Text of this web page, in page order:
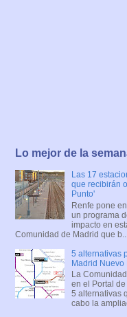
Lo mejor de la
Las 17
que recibirán
Punto'
Renfe pone
un programa
impacto en
Comunidad de Madrid que b...
5 alternativas
Madrid Nuevo
La
en el Portal
5 alternativas
cabo la